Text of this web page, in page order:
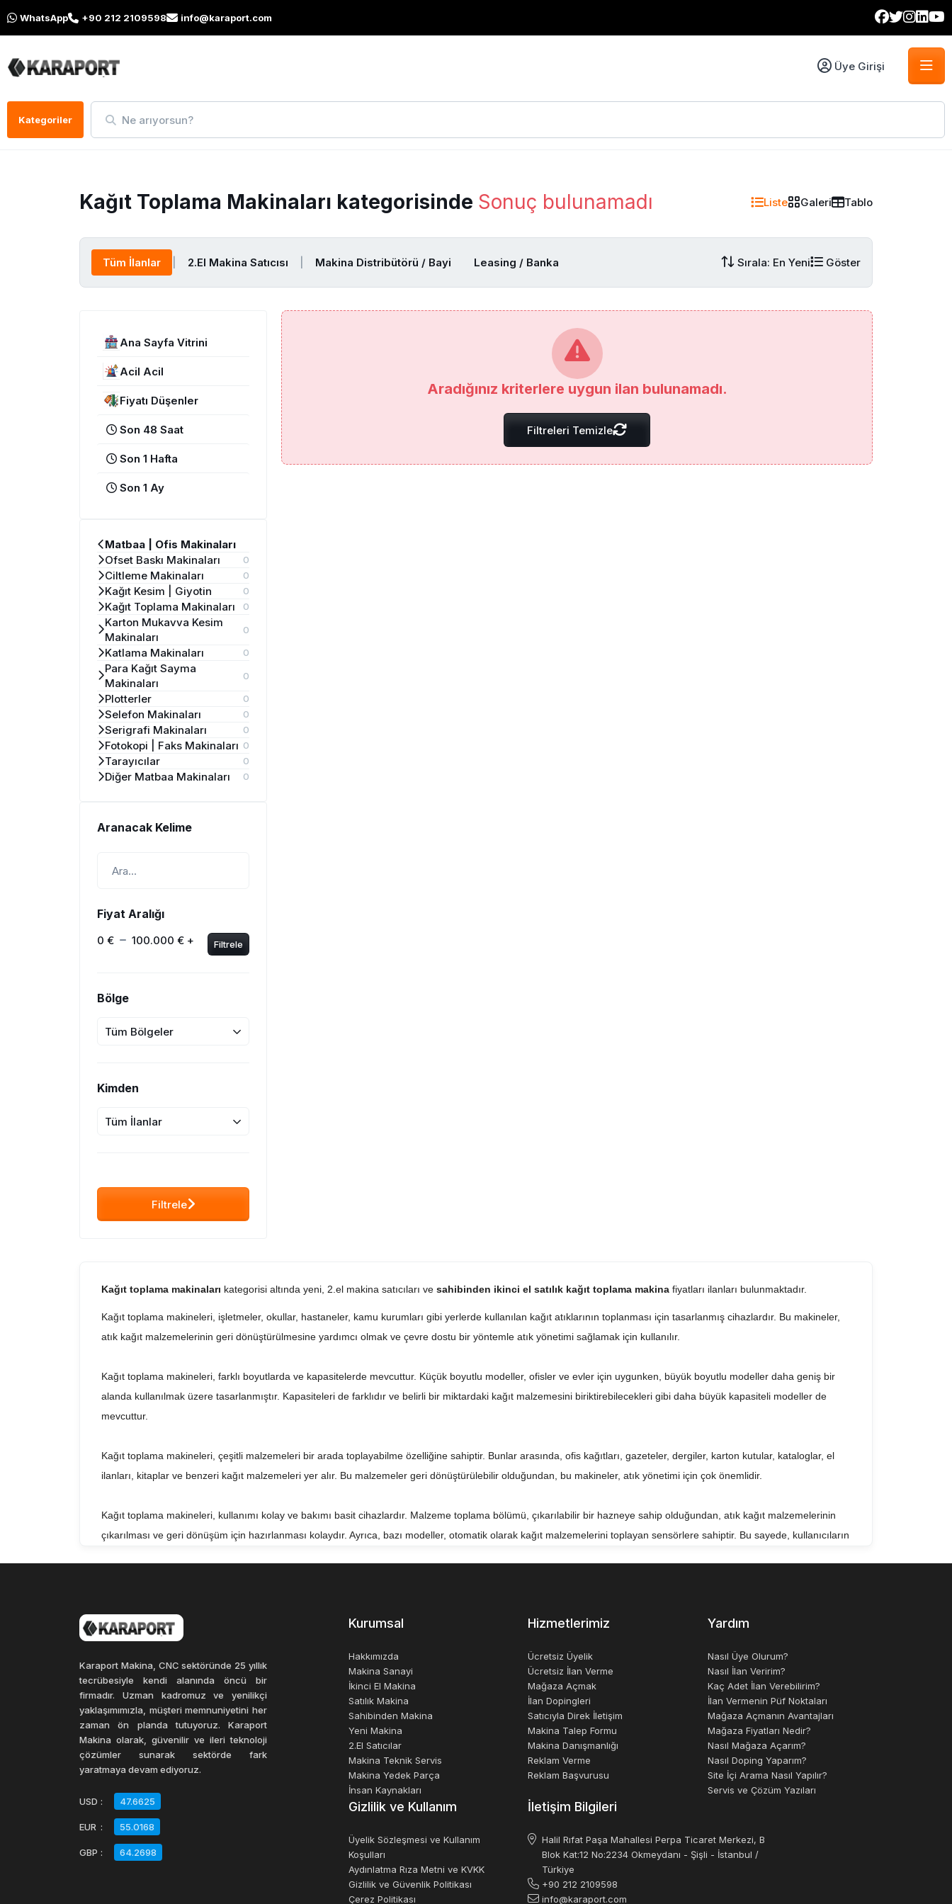
WhatsApp +90 212 2109598 info@karaport.com
Üye Girişi
Kategoriler Ne arıyorsun?
Kağıt Toplama Makinaları kategorisinde Sonuç bulunamadı Liste Galeri Tablo
Tüm İlanlar 2.El Makina Satıcısı Makina Distribütörü / Bayi Leasing / Banka Sırala: En Yeni Göster
Ana Sayfa Vitrini
Acil Acil
Fiyatı Düşenler
Son 48 Saat
Son 1 Hafta
Son 1 Ay
Matbaa | Ofis Makinaları
Ofset Baskı Makinaları
0
Ciltleme Makinaları 0
Kağıt Kesim | Giyotin 0
Kağıt Toplama Makinaları 0
Karton Mukavva Kesim
Makinaları
0
Katlama Makinaları 0
Para Kağıt Sayma
Makinaları
0
Plotterler 0
Selefon Makinaları 0
Serigrafi Makinaları 0
Fotokopi | Faks Makinaları 0
Tarayıcılar 0
Diğer Matbaa Makinaları 0
Aranacak Kelime
Fiyat Aralığı
0 € 100.000 € + Filtrele
Bölge
Tüm Bölgeler
Kimden
Tüm İlanlar
Filtrele
Aradığınız kriterlere uygun ilan bulunamadı.
Filtreleri Temizle
Kağıt toplama makinaları kategorisi altında yeni, 2.el makina satıcıları ve sahibinden ikinci el satılık kağıt toplama makina fiyatları ilanları bulunmaktadır.
Kağıt toplama makineleri, işletmeler, okullar, hastaneler, kamu kurumları gibi yerlerde kullanılan kağıt atıklarının toplanması için tasarlanmış cihazlardır. Bu makineler,
atık kağıt malzemelerinin geri dönüştürülmesine yardımcı olmak ve çevre dostu bir yöntemle atık yönetimi sağlamak için kullanılır.
Kağıt toplama makineleri, farklı boyutlarda ve kapasitelerde mevcuttur. Küçük boyutlu modeller, ofisler ve evler için uygunken, büyük boyutlu modeller daha geniş bir
alanda kullanılmak üzere tasarlanmıştır. Kapasiteleri de farklıdır ve belirli bir miktardaki kağıt malzemesini biriktirebilecekleri gibi daha büyük kapasiteli modeller de
mevcuttur.
Kağıt toplama makineleri, çeşitli malzemeleri bir arada toplayabilme özelliğine sahiptir. Bunlar arasında, ofis kağıtları, gazeteler, dergiler, karton kutular, kataloglar, el
ilanları, kitaplar ve benzeri kağıt malzemeleri yer alır. Bu malzemeler geri dönüştürülebilir olduğundan, bu makineler, atık yönetimi için çok önemlidir.
Kağıt toplama makineleri, kullanımı kolay ve bakımı basit cihazlardır. Malzeme toplama bölümü, çıkarılabilir bir hazneye sahip olduğundan, atık kağıt malzemelerinin
çıkarılması ve geri dönüşüm için hazırlanması kolaydır. Ayrıca, bazı modeller, otomatik olarak kağıt malzemelerini toplayan sensörlere sahiptir. Bu sayede, kullanıcıların
dönüştürülmesini kolaylaştırarak, kağıt atıklarının çevreye verdiği zararı azaltır. Geri dönüştürülebilir kağıt malzemelerinin geri dönüşümü, doğal kaynakların
tükenmesini önlemeye yardımcı olur ve çevreye verilen zararı azaltır.
Kağıt toplama makineleri fiyatları, cihazın boyutu, kapasitesi ve özelliklerine göre değişebilir. İkinci el kağıt toplama makineleri, uygun fiyatlı bir seçenek olarak tercih
edilebilir.
Karaport Makina, CNC sektöründe 25 yıllık
tecrübesiyle kendi alanında öncü bir
firmadır. Uzman kadromuz ve yenilikçi
yaklaşımımızla, müşteri memnuniyetini her
zaman ön planda tutuyoruz. Karaport
Makina olarak, güvenilir ve ileri teknoloji
çözümler sunarak sektörde fark
yaratmaya devam ediyoruz.
USD : 47.6625
EUR : 55.0168
GBP : 64.2698
Kurumsal
Hakkımızda
Makina Sanayi
İkinci El Makina
Satılık Makina
Sahibinden Makina
Yeni Makina
2.El Satıcılar
Makina Teknik Servis
Makina Yedek Parça
İnsan Kaynakları
Hizmetlerimiz
Ücretsiz Üyelik
Ücretsiz İlan Verme
Mağaza Açmak
İlan Dopingleri
Satıcıyla Direk İletişim
Makina Talep Formu
Makina Danışmanlığı
Reklam Verme
Reklam Başvurusu
Yardım
Nasıl Üye Olurum?
Nasıl İlan Veririm?
Kaç Adet İlan Verebilirim?
İlan Vermenin Püf Noktaları
Mağaza Açmanın Avantajları
Mağaza Fiyatları Nedir?
Nasıl Mağaza Açarım?
Nasıl Doping Yaparım?
Site İçi Arama Nasıl Yapılır?
Servis ve Çözüm Yazıları
Gizlilik ve Kullanım
Üyelik Sözleşmesi ve Kullanım
Koşulları
Aydınlatma Rıza Metni ve KVKK
Gizlilik ve Güvenlik Politikası
Çerez Politikası
İletişim Bilgileri
Halil Rıfat Paşa Mahallesi Perpa Ticaret Merkezi, B
Blok Kat:12 No:2234 Okmeydanı - Şişli - İstanbul /
Türkiye
+90 212 2109598
info@karaport.com